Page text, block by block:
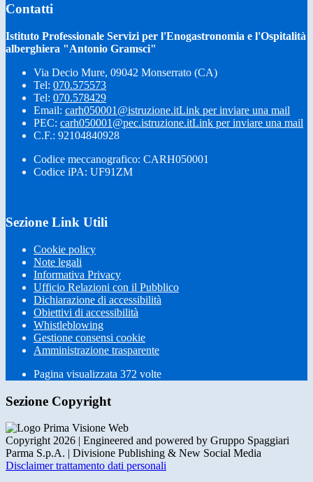
Contatti
Istituto Professionale Servizi per l'Enogastronomia e l'Ospitalità
alberghiera "Antonio Gramsci"
Via Decio Mure, 09042 Monserrato (CA)
Tel: 070.575573
Tel: 070.578429
Email: carh050001@istruzione.itLink per inviare una mail
PEC: carh050001@pec.istruzione.itLink per inviare una mail
C.F.: 92104840928
Codice meccanografico: CARH050001
Codice iPA: UF91ZM
Sezione Link Utili
Cookie policy
Note legali
Informativa Privacy
Ufficio Relazioni con il Pubblico
Dichiarazione di accessibilità
Obiettivi di accessibilità
Whistleblowing
Gestione consensi cookie
Amministrazione trasparente
Pagina visualizzata 372 volte
Sezione Copyright
Copyright 2026 | Engineered and powered by Gruppo Spaggiari
Parma S.p.A. | Divisione Publishing & New Social Media
Disclaimer trattamento dati personali